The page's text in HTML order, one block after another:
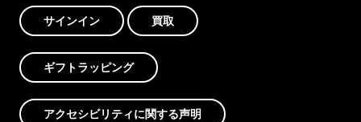
サインイン 買取
ギフトラッピング
アクセシビリティに関する声明